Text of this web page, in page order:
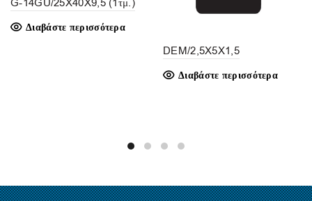
Διαβάστε περισσότερα
DEM/2,5X5X1,5
Διαβάστε περισσότερα